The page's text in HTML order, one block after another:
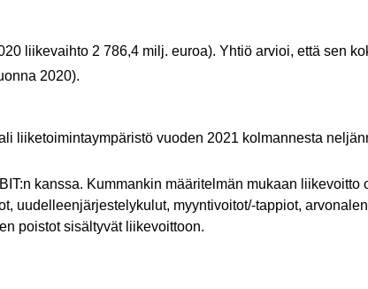
liikevaihto 2 786,4 milj. euroa). Yhtiö arvioi, että sen
2020).
liiketoimintaympäristö vuoden 2021 kolmannesta
kanssa. Kummankin määritelmän mukaan liikevoitto
uudelleenjärjestelykulut, myyntivoitot/-tappiot,
poistot sisältyvät liikevoittoon.